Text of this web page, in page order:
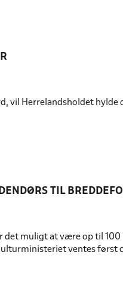
vil Herrelandsholdet hylde
TIL
muligt at være op til 100
ventes først